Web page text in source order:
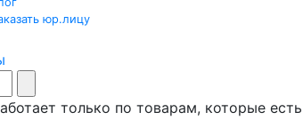
юр.лицу
только по товарам, которые есть